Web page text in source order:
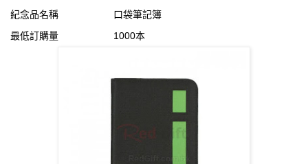
紀念品名稱
口袋筆記簿
最低訂購量
1000本